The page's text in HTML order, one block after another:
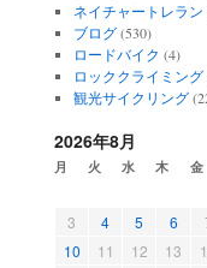
ネイチャートレラン
ブログ(530)
ロードバイク (4)
ロッククライミング
観光サイクリング
2026年8月
月 火 水 木 金
3
4 5 6
10
11 12 13